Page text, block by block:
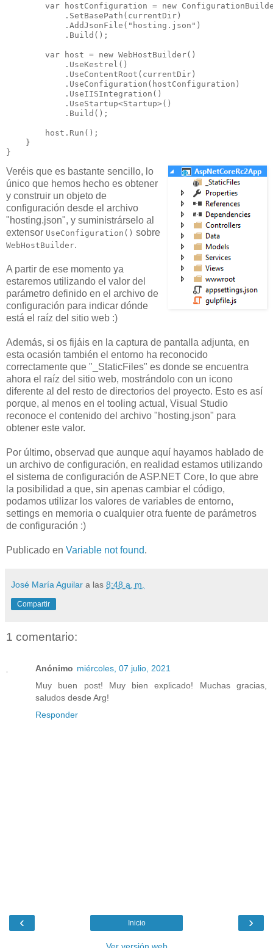
var hostConfiguration = new
            .SetBasePath(currentDir)
            .AddJsonFile("hosting.json")
            .Build();
        var host = new WebHostBuilder()
            .UseKestrel()
            .UseContentRoot(currentDir)
            .UseConfiguration(hostConfiguration)
            .UseIISIntegration()
            .UseStartup<Startup>()
            .Build();
        host.Run();
    }
}
Veréis que es bastante sencillo, lo
único que hemos hecho es obtener
y construir un objeto de
configuración desde el archivo
"hosting.json", y suministrárselo al
extensor UseConfiguration() sobre
WebHostBuilder.
A partir de ese momento ya
estaremos utilizando el valor del
parámetro definido en el archivo de
configuración para indicar dónde
está el raíz del sitio web :)
Además, si os fijáis en la captura de pantalla adjunta, en
esta ocasión también el entorno ha reconocido
correctamente que "_StaticFiles" es donde se encuentra
ahora el raíz del sitio web, mostrándolo con un icono
diferente al del resto de directorios del proyecto. Esto es así
porque, al menos en el tooling actual, Visual Studio
reconoce el contenido del archivo "hosting.json" para
obtener este valor.
Por último, observad que aunque aquí hayamos hablado de
un archivo de configuración, en realidad estamos utilizando
el sistema de configuración de ASP.NET Core, lo que abre
la posibilidad a que, sin apenas cambiar el código,
podamos utilizar los valores de variables de entorno,
settings en memoria o cualquier otra fuente de parámetros
de configuración :)
Publicado en Variable not found.
José María Aguilar a las 8:48 a. m.
Compartir
1 comentario:
Anónimo miércoles, 07 julio, 2021
Muy buen post! Muy bien explicado! Muchas gracias,
saludos desde Arg!
Responder
‹ ›
Inicio